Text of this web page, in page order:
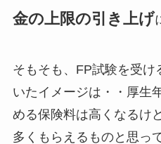
金の上限の引き上げ
そもそも、FP試験を受け
いたイメージは・・厚生
める保険料は高くなるけ
多くもらえるものと思っ